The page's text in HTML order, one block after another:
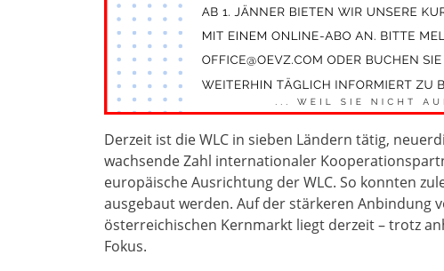
Derzeit ist die WLC in sieben Ländern tätig,
wachsende Zahl internationaler
europäische Ausrichtung der WLC. So konnten
ausgebaut werden. Auf der stärkeren Anbindung
österreichischen Kernmarkt liegt derzeit – trotz
Fokus.